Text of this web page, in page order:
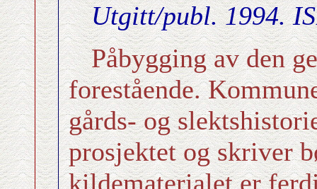
Utgitt/publ. 1994.
Påbygging av den
forestående.
gårds- og
prosjektet og skriver
kildematerialet er